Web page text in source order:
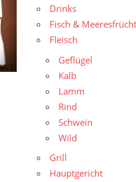
Drinks
Fisch &
Fleisch
Geflügel
Kalb
Lamm
Rind
Schwein
Wild
Grill
Hauptgericht